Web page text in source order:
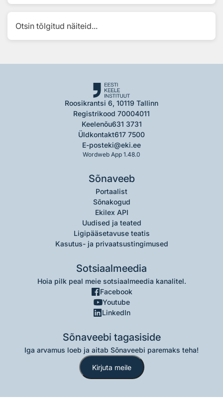
Otsin tõlgitud näiteid...
Roosikrantsi 6, 10119 Tallinn
Registrikood 70004011
Keelenõu631 3731
Üldkontakt617 7500
E-posteki@eki.ee
Wordweb App 1.48.0
Sõnaveeb
Portaalist
Sõnakogud
Ekilex API
Uudised ja teated
Ligipääsetavuse teatis
Kasutus- ja privaatsustingimused
Sotsiaalmeedia
Hoia pilk peal meie sotsiaalmeedia kanalitel.
Facebook
Youtube
LinkedIn
Sõnaveebi tagasiside
Iga arvamus loeb ja aitab Sõnaveebi paremaks teha!
Kirjuta meile